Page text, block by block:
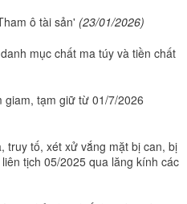
ô tài sản' (23/01/2026)
mục chất ma túy và tiền chất
tạm giữ từ 01/7/2026
truy tố, xét xử vắng mặt bị can, bị
tịch 05/2025 qua lăng kính các